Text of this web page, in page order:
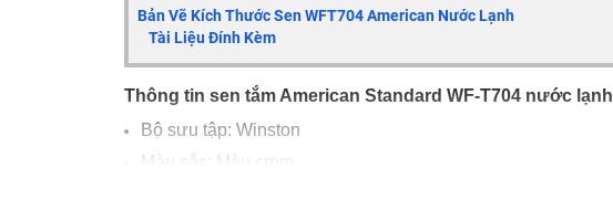
Bản Vẽ Kích Thước Sen WFT704 American Nước Lạnh
Tài Liệu Đính Kèm
Thông tin sen tắm American Standard WF-T704 nước lạnh
Bộ sưu tập: Winston
Màu sắc: Màu crom